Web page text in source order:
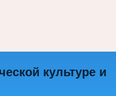
культуре и